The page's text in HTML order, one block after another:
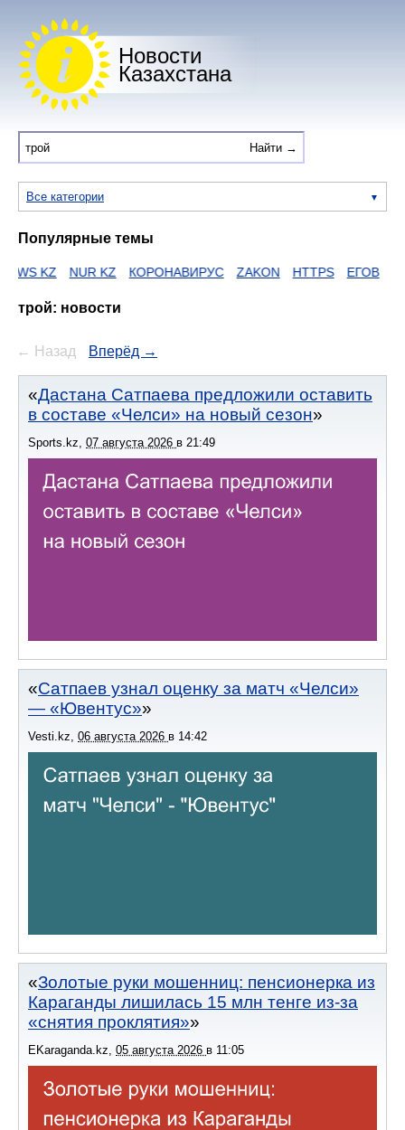
Новости
Казахстана
Все категории
Популярные темы
NUR KZ КОРОНАВИРУС ZAKON HTTPS ЕГОВ ДУМАН
трой: новости
← Назад Вперёд →
Дастана Сатпаева предложили оставить
в составе «Челси» на новый сезон
Sports.kz, 07 августа 2026 в 21:49
Сатпаев узнал оценку за матч «Челси»
— «Ювентус»
Vesti.kz 06 августа 2026 в 14:42
Золотые руки мошенниц: пенсионерка из
Караганды лишилась 15 млн тенге из-за
«снятия проклятия»
EKaraganda.kz 05 августа 2026 в 11:05